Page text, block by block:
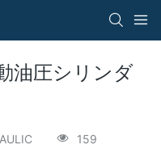
油圧シリンダ
159